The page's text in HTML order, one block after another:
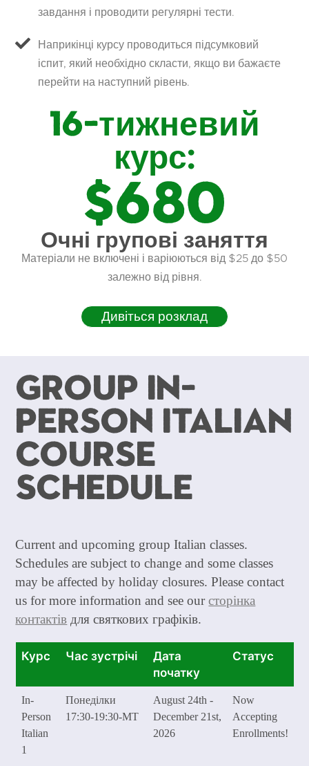
завдання і проводити регулярні тести.
Наприкінці курсу проводиться підсумковий
іспит, який необхідно скласти, якщо ви бажаєте
перейти на наступний рівень.
16-тижневий
курс:
$680
Очні групові заняття
Матеріали не включені і варіюються від $25 до $50
залежно від рівня.
Дивіться розклад
Group In-
Person Italian
Course
Schedule
Current and upcoming group Italian classes.
Schedules are subject to change and some classes
may be affected by holiday closures. Please contact
us for more information and see ourсторінка
контактів для святкових графіків.
Курс Час зустрічі
Дата
початку
Статус
In-
Person
Italian
1
Понеділки
17:30-19:30-MT
August 24th -
December 21st,
2026
Now
Accepting
Enrollments!